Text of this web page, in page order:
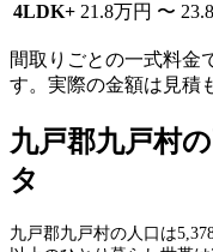
4LDK+ 21.8万円 〜
間取りごとの一式料金
す。実際の金額は見積
九戸郡九戸村
タ
九戸郡九戸村の人口は